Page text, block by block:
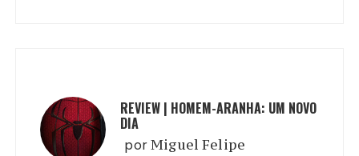
REVIEW | HOMEM-ARANHA: UM NOVO
DIA
porMiguel Felipe